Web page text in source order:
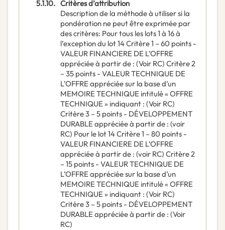
5.1.10. Critères d’attribution
Description de la méthode à utiliser si la
pondération ne peut être exprimée par
des critères: Pour tous les lots 1 à 16 à
l’exception du lot 14 Critère 1 – 60 points -
VALEUR FINANCIERE DE L’OFFRE
appréciée à partir de : (Voir RC) Critère 2
– 35 points - VALEUR TECHNIQUE DE
L’OFFRE appréciée sur la base d’un
MEMOIRE TECHNIQUE intitulé « OFFRE
TECHNIQUE » indiquant : (Voir RC)
Critère 3 – 5 points - DÉVELOPPEMENT
DURABLE appréciée à partir de : (voir
RC) Pour le lot 14 Critère 1 – 80 points -
VALEUR FINANCIERE DE L’OFFRE
appréciée à partir de : (voir RC) Critère 2
– 15 points - VALEUR TECHNIQUE DE
L’OFFRE appréciée sur la base d’un
MEMOIRE TECHNIQUE intitulé « OFFRE
TECHNIQUE » indiquant : (Voir RC)
Critère 3 – 5 points - DÉVELOPPEMENT
DURABLE appréciée à partir de : (Voir
RC)